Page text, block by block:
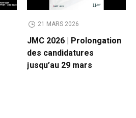
21 MARS 2026
JMC 2026 | Prolongation
des candidatures
jusqu’au 29 mars